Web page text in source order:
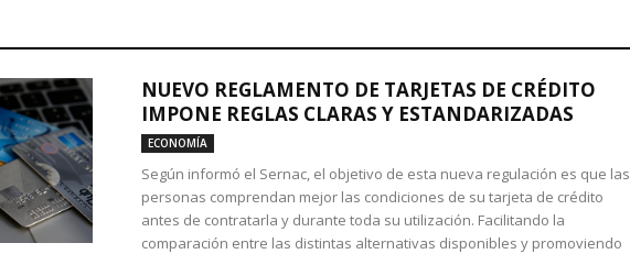
NUEVO REGLAMENTO DE TARJETAS DE CRÉDITO
IMPONE REGLAS CLARAS Y ESTANDARIZADAS
ECONOMÍA
Según informó el Sernac, el objetivo de esta nueva regulación es que las
personas comprendan mejor las condiciones de su tarjeta de crédito
antes de contratarla y durante toda su utilización. Facilitando la
comparación entre las distintas alternativas disponibles y promoviendo